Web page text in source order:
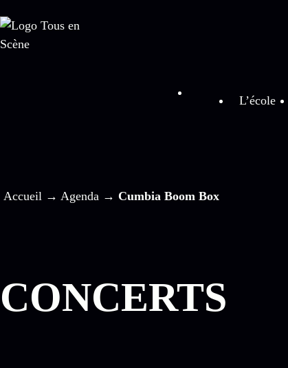
L’école
Accueil → Agenda → Cumbia Boom Box
CONCERTS